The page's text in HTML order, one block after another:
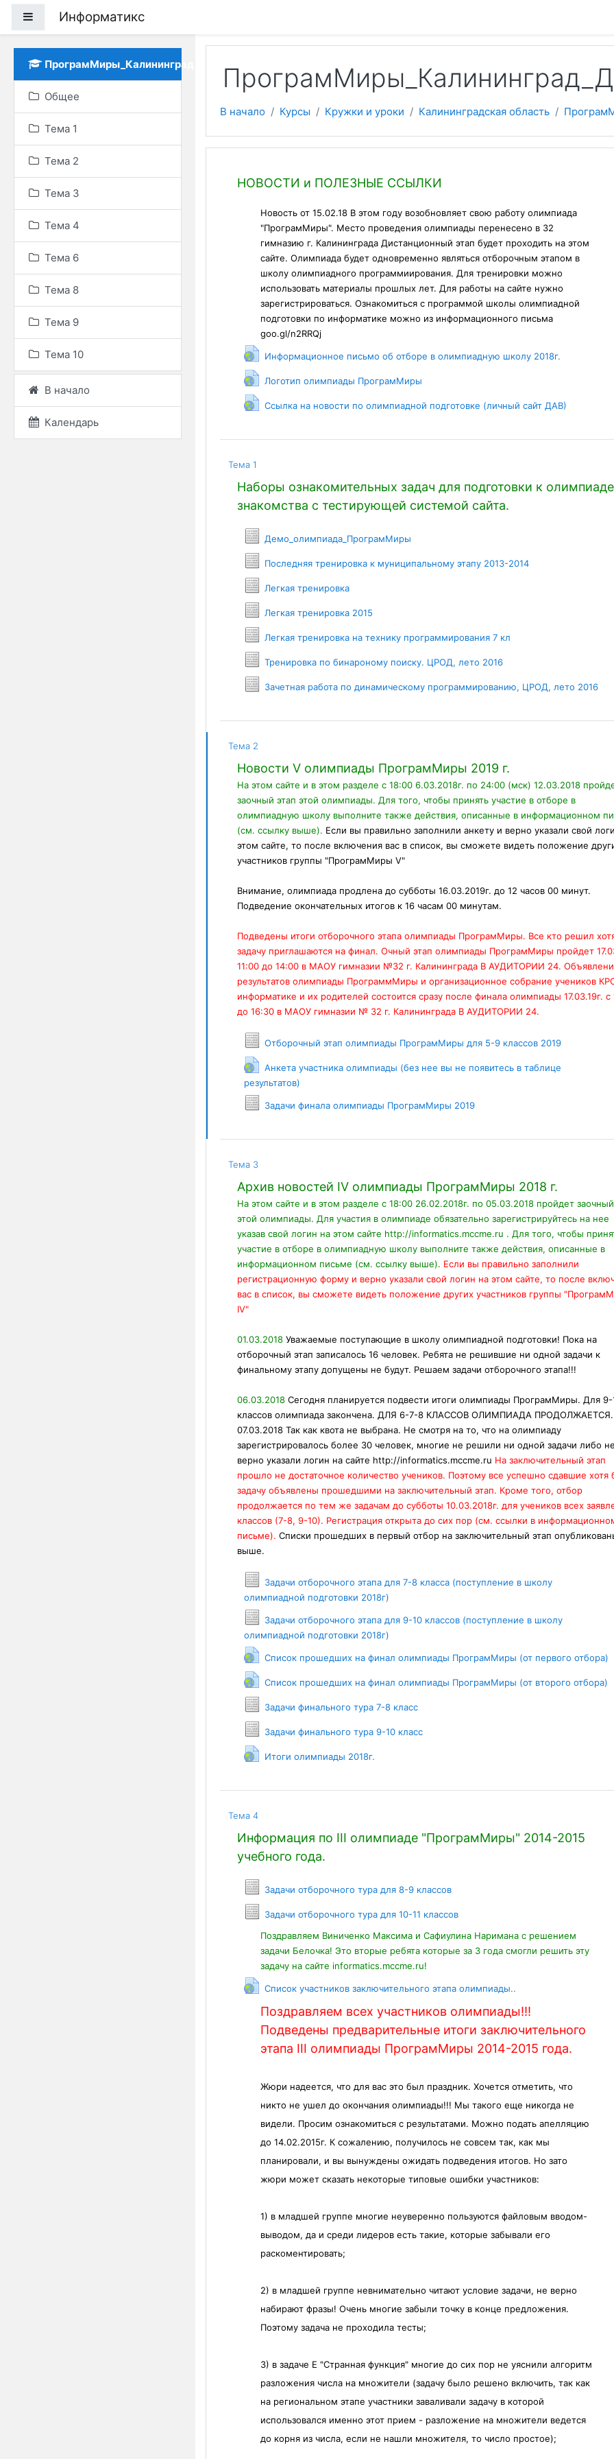
Боковая панель
Информатикс
ПрограмМиры_Калининград
Общее
Тема 1
Тема 2
Тема 3
Тема 4
Тема 6
Тема 8
Тема 9
Тема 10
В начало
Календарь
В начало Курсы Кружки и уроки Калининградская область
Тематический план
Общее
НОВОСТИ и ПОЛЕЗНЫЕ ССЫЛКИ
Новость от 15.02.18 В этом году возобновляет свою работу олимпиада
"ПрограмМиры". Место проведения олимпиады перенесено в 32
гимназию г. Калининграда Дистанционный этап будет проходить на этом
сайте. Олимпиада будет одновременно являться отборочным этапом в
школу олимпиадного программиирования. Для тренировки можно
использовать материалы прошлых лет. Для работы на сайте нужно
зарегистрироваться. Ознакомиться с программой школы олимпиадной
подготовки по информатике можно из информационного письма
goo.gl/n2RRQj
Информационное письмо об отборе в олимпиадную школу 2018г.
Логотип олимпиады ПрограмМиры
Ссылка на новости по олимпиадной подготовке (личный сайт ДАВ)
Тема 1
Наборы ознакомительных задач для подготовки к
знакомства с тестирующей системой сайта.
Демо_олимпиада_ПрограмМиры
Последняя тренировка к муниципальному этапу 2013-2014
Легкая тренировка
Легкая тренировка 2015
Легкая тренировка на технику программирования 7 кл
Тренировка по бинароному поиску. ЦРОД, лето 2016
Зачетная работа по динамическому программированию, ЦРОД, лето 2016
Текущая тема
Тема 2
Новости V олимпиады ПрограмМиры 2019 г.
На этом сайте и в этом разделе с 18:00 6.03.2018г. по 24:00 (мск) 12.03.2018
заочный этап этой олимпиады. Для того, чтобы принять участие в отборе в
олимпиадную школу выполните также действия, описанные в информационном
(см. ссылку выше). Если вы правильно заполнили анкету и верно указали свой
этом сайте, то после включения вас в список, вы сможете видеть положение
участников группы "ПрограмМиры V"
Внимание, олимпиада продлена до субботы 16.03.2019г. до 12 часов 00 минут.
Подведение окончательных итогов к 16 часам 00 минутам.
Подведены итоги отборочного этапа олимпиады ПрограмМиры. Все кто решил
задачу приглашаются на финал. Очный этап олимпиады ПрограмМиры пройдет
11:00 до 14:00 в МАОУ гимназии №32 г. Калининграда В АУДИТОРИИ 24.
результатов олимпиады ПрограммМиры и организационное собрание учеников
информатике и их родителей состоится сразу после финала олимпиады 17.03.19г. c
до 16:30 в МАОУ гимназии № 32 г. Калининграда В АУДИТОРИИ 24.
Отборочный этап олимпиады ПрограмМиры для 5-9 классов 2019
Анкета участника олимпиады (без нее вы не появитесь в таблице
результатов)
Задачи финала олимпиады ПрограмМиры 2019
Тема 3
Архив новостей IV олимпиады ПрограмМиры 2018 г.
На этом сайте и в этом разделе с 18:00 26.02.2018г. по 05.03.2018 пройдет заочный
этой олимпиады. Для участия в олимпиаде обязательно зарегистрируйтесь на нее
указав свой логин на этом сайте http://informatics.mccme.ru . Для того, чтобы
участие в отборе в олимпиадную школу выполните также действия, описанные в
информационном письме (см. ссылку выше). Если вы правильно заполнили
регистрационную форму и верно указали свой логин на этом сайте, то после
вас в список, вы сможете видеть положение других участников группы
IV"
01.03.2018 Уважаемые поступающие в школу олимпиадной подготовки! Пока на
отборочный этап записалось 16 человек. Ребята не решившие ни одной задачи к
финальному этапу допущены не будут. Решаем задачи отборочного этапа!!!
06.03.2018 Сегодня планируется подвести итоги олимпиады ПрограмМиры. Для 9-
классов олимпиада закончена. ДЛЯ 6-7-8 КЛАССОВ ОЛИМПИАДА ПРОДОЛЖАЕТСЯ.
07.03.2018 Так как квота не выбрана. Не смотря на то, что на олимпиаду
зарегистрировалось более 30 человек, многие не решили ни одной задачи либо не
верно указали логин на сайте http://informatics.mccme.ru На заключительный этап
прошло не достаточное количество учеников. Поэтому все успешно сдавшие хотя
задачу объявлены прошедшими на заключительный этап. Кроме того, отбор
продолжается по тем же задачам до субботы 10.03.2018г. для учеников всех
классов (7-8, 9-10). Регистрация открыта до сих пор (см. ссылки в
письме). Списки прошедших в первый отбор на заключительный этап
выше.
Задачи отборочного этапа для 7-8 класса (поступление в школу
олимпиадной подготовки 2018г)
Задачи отборочного этапа для 9-10 классов (поступление в школу
олимпиадной подготовки 2018г)
Список прошедших на финал олимпиады ПрограмМиры (от первого отбора)
Список прошедших на финал олимпиады ПрограмМиры (от второго отбора)
Задачи финального тура 7-8 класс
Задачи финального тура 9-10 класс
Итоги олимпиады 2018г.
Тема 4
Информация по III олимпиаде "ПрограмМиры" 2014-2015
учебного года.
Задачи отборочного тура для 8-9 классов
Задачи отборочного тура для 10-11 классов
Поздравляем Виниченко Максима и Сафиулина Наримана с решением
задачи Белочка! Это вторые ребята которые за 3 года смогли решить эту
задачу на сайте informatics.mccme.ru!
Список участников заключительного этапа олимпиады..
Поздравляем всех участников олимпиады!!!
Подведены предварительные итоги заключительного
этапа III олимпиады ПрограмМиры 2014-2015 года.
Жюри надеется, что для вас это был праздник. Хочется отметить, что
никто не ушел до окончания олимпиады!!! Мы такого еще никогда не
видели. Просим ознакомиться с результатами. Можно подать апелляцию
до 14.02.2015г. К сожалению, получилось не совсем так, как мы
планировали, и вы вынуждены ожидать подведения итогов. Но зато
жюри может сказать некоторые типовые ошибки участников:
1) в младшей группе многие неуверенно пользуются файловым вводом-
выводом, да и среди лидеров есть такие, которые забывали его
раскоментировать;
2) в младшей группе невнимательно читают условие задачи, не верно
набирают фразы! Очень многие забыли точку в конце предложения.
Поэтому задача не проходила тесты;
3) в задаче E "Странная функция" многие до сих пор не уяснили алгоритм
разложения числа на множители (задачу было решено включить, так как
на региональном этапе участники заваливали задачу в которой
использовался именно этот прием - разложение на множители ведется
до корня из числа, если не нашли множителя, то число простое);